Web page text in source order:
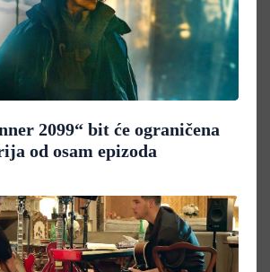
2099“ bit će ograničena
od osam epizoda